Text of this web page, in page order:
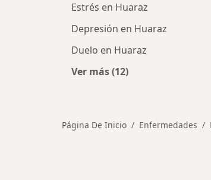
Estrés en Huaraz
Depresión en Huaraz
Duelo en Huaraz
Ver más (12)
Página De Inicio Enfermedades